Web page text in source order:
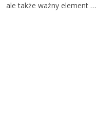
ale także ważny element …